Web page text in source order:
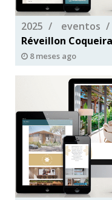
2025 eventos
Réveillon
8 meses ago